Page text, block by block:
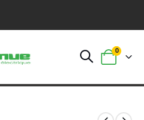
Panier
0